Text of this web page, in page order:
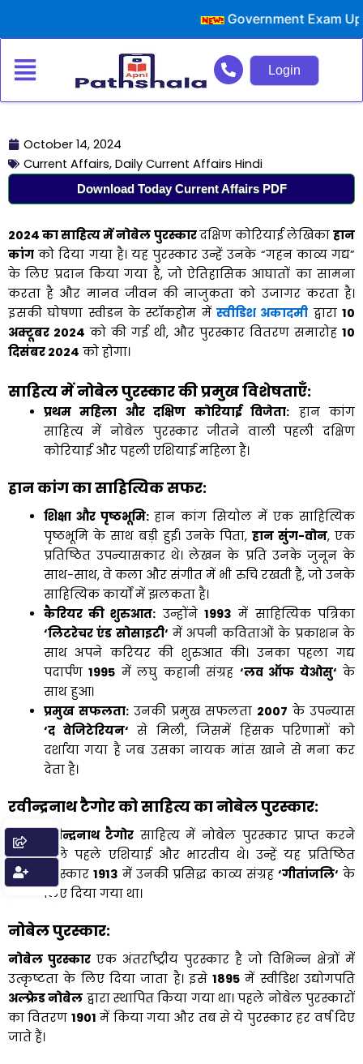
Government Exam
Login
October 14, 2024
Current Affairs, Daily Current Affairs Hindi
Download Today Current Affairs PDF
2024का साहित्य में नोबेल पुरस्कारदक्षिण कोरियाई लेखिकाहान
कांग को दिया गया है। यह पुरस्कार उन्हें उनके “गहन काव्य गद्य”
के लिए प्रदान किया गया है, जो ऐतिहासिक आघातों का सामना
करता है और मानव जीवन की नाजुकता को उजागर करता है।
इसकी घोषणा स्वीडन के स्टॉकहोम में स्वीडिश अकादमी द्वारा10
अक्टूबर 2024 को की गई थी, और पुरस्कार वितरण समारोह10
दिसंबर 2024 को होगा।
साहित्य में नोबेल पुरस्कार की प्रमुख विशेषताएँ:
प्रथम महिला और दक्षिण कोरियाई विजेता: हान कांग
साहित्य में नोबेल पुरस्कार जीतने वाली पहली दक्षिण
कोरियाई और पहली एशियाई महिला हैं।
हान कांग का साहित्यिक सफर:
शिक्षा और पृष्ठभूमि:हान कांग सियोल में एक साहित्यिक
पृष्ठभूमि के साथ बड़ी हुईं। उनके पिता, हान सुंग-वोन, एक
प्रतिष्ठित उपन्यासकार थे। लेखन के प्रति उनके जुनून के
साथ-साथ, वे कला और संगीत में भी रुचि रखती हैं, जो उनके
साहित्यिक कार्यों में झलकता है।
कैरियर की शुरुआत: उन्होंने1993 में साहित्यिक पत्रिका
‘लिटरेचर एंड सोसाइटी‘ में अपनी कविताओं के प्रकाशन के
साथ अपने करियर की शुरुआत की। उनका पहला गद्य
पदार्पण1995 में लघु कहानी संग्रह ‘लव ऑफ येओसु‘ के
साथ हुआ।
प्रमुख सफलता:उनकी प्रमुख सफलता 2007 के उपन्यास
‘द वेजिटेरियन‘ से मिली, जिसमें हिंसक परिणामों को
दर्शाया गया है जब उसका नायक मांस खाने से मना कर
देता है।
रवीन्द्रनाथ टैगोर को साहित्य का नोबेल पुरस्कार:
रवीन्द्रनाथ टैगोरसाहित्य में नोबेल पुरस्कार प्राप्त करने
वाले पहले एशियाई और भारतीय थे। उन्हें यह प्रतिष्ठित
पुरस्कार 1913 में उनकी प्रसिद्ध काव्य संग्रह ‘गीतांजलि‘ के
लिए दिया गया था।
नोबेल पुरस्कार:
नोबेल पुरस्कार एक अंतर्राष्ट्रीय पुरस्कार है जो विभिन्न क्षेत्रों में
उत्कृष्टता के लिए दिया जाता है। इसे1895 में स्वीडिश उद्योगपति
अल्फ्रेड नोबेल द्वारा स्थापित किया गया था। पहले नोबेल पुरस्कारों
का वितरण 1901 में किया गया और तब से ये पुरस्कार हर वर्ष दिए
जाते हैं।